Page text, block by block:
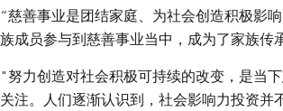
“慈善事业是团结家庭、为社会创造积极影
族成员参与到慈善事业当中，成为了家族传
"努力创造对社会积极可持续的改变，是当
关注。人们逐渐认识到，社会影响力投资并